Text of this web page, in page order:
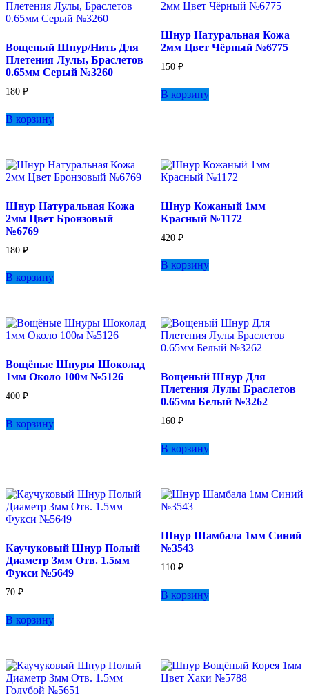
Вощеный Шнур/Нить Для
Плетения Лулы, Браслетов
0.65мм Серый №3260
180 ₽
В корзину
Шнур Натуральная Кожа
2мм Цвет Чёрный №6775
150 ₽
В корзину
Шнур Натуральная Кожа
2мм Цвет Бронзовый
№6769
180 ₽
В корзину
Шнур Кожаный 1мм
Красный №1172
420 ₽
В корзину
Вощёные Шнуры Шоколад
1мм Около 100м №5126
400 ₽
В корзину
Вощеный Шнур Для
Плетения Лулы Браслетов
0.65мм Белый №3262
160 ₽
В корзину
Каучуковый Шнур Полый
Диаметр 3мм Отв. 1.5мм
Фукси №5649
70 ₽
В корзину
Шнур Шамбала 1мм Синий
№3543
110 ₽
В корзину